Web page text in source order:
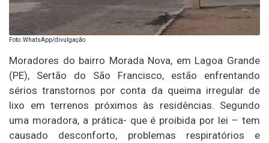
Foto: WhatsApp/divulgação
Moradores do bairro Morada Nova, em Lagoa Grande
(PE), Sertão do São Francisco, estão enfrentando
sérios transtornos por conta da queima irregular de
lixo em terrenos próximos às residências. Segundo
uma moradora, a prática- que é proibida por lei – tem
causado desconforto, problemas respiratórios e